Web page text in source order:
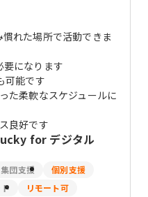
れた場所で活動できま
になります
可能です
た柔軟なスケジュールに
良好です
for デジタル
集団支援
個別支援
リモート可